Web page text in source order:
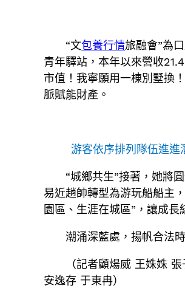
“文包養行情旅融會”為
青年驛站，本年以來營收
市值！我寧願用一棟別墅換
脈賦能財產。
游客依序排列隊伍進進
“城鄉共生”接著，她將
易近趙帥轉型為游玩船船主
園區、生涯在城區”，讓成長
潮涌深藍處，揚帆合法
（記者顧煬威 王姝姝
安逸存 于東冉）